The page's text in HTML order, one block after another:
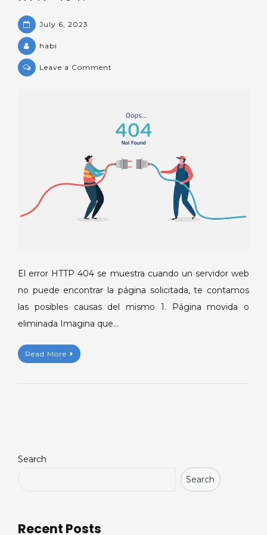
July 6, 2023
habi
Leave a Comment
causas
del
HTTP
El error HTTP 404 se muestra cuando un servidor web
no puede encontrar la página solicitada, te contamos
las posibles causas del mismo 1. Página movida o
eliminada Imagina que…
Read More
Search
Search
Recent Posts